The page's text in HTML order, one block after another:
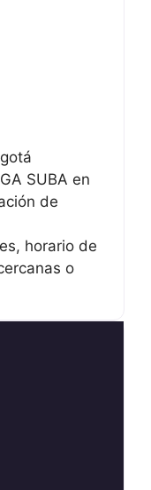
SUBA en
de
horario de
o